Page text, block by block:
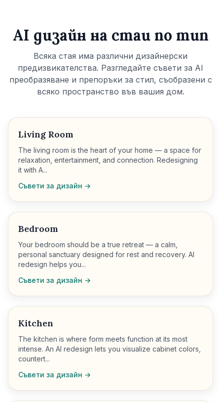
AI дизайн на стаи по тип
Всяка стая има различни дизайнерски
предизвикателства. Разгледайте съвети за AI
преобразяване и препоръки за стил, съобразени с
всяко пространство във вашия дом.
Living Room
The living room is the heart of your home — a space for
relaxation, entertainment, and connection. Redesigning
it with A...
Съвети за дизайн →
Bedroom
Your bedroom should be a true retreat — a calm,
personal sanctuary designed for rest and recovery. AI
redesign helps you...
Съвети за дизайн →
Kitchen
The kitchen is where form meets function at its most
intense. An AI redesign lets you visualize cabinet colors,
countert...
Съвети за дизайн →